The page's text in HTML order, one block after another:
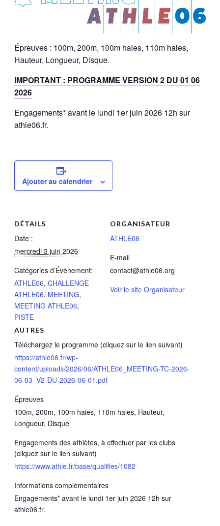
Épreuves : 100m, 200m, 100m haies, 110m haies,
Hauteur, Longueur, Disque.
IMPORTANT : PROGRAMME VERSION 2 DU 01 06
2026
Engagements* avant le lundi 1er juin 2026 12h sur
athle06.fr.
Ajouter au calendrier
DÉTAILS
Date :
mercredi 3 juin 2026
Catégories d’Évènement:
ATHLE06, CHALLENGE
ATHLE06, MEETING,
MEETING ATHLE06,
PISTE
ORGANISATEUR
ATHLE06
E-mail
contact@athle06.org
Voir le site Organisateur
AUTRES
Téléchargez le programme (cliquez sur le lien suivant)
https://athle06.fr/wp-
content/uploads/2026/06/ATHLE06_MEETING-TC-2026-
06-03_V2-DU-2026-06-01.pdf
Épreuves
100m, 200m, 100m haies, 110m haies, Hauteur,
Longueur, Disque
Engagements des athlètes, à effectuer par les clubs
(cliquez sur le lien suivant)
https://www.athle.fr/base/qualifies/1082
Informations complémentaires
Engagements* avant le lundi 1er juin 2026 12h sur
athle06.fr.